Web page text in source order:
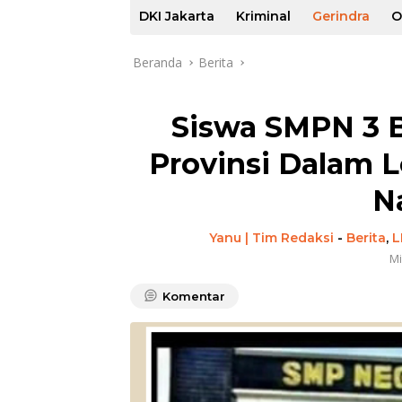
DKI Jakarta Kriminal Gerindra
Beranda Berita
Siswa SMPN 3
Provinsi Dalam
Yanu | Tim Redaksi - Berita,
Komentar